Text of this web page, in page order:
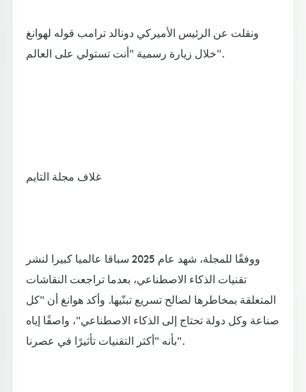
ونقلت عن الرئيس الأميركي دونالد ترامب قوله لهوانغ
خلال زيارة رسمية "أنت تستولي على العالم".
غلاف مجلة التايم
ووفقًا للمجلة، شهد عام 2025 سباقا عالميا كبيرا لنشر
تقنيات الذكاء الاصطناعي، بعدما تراجعت النقاشات
المتعلقة بمخاطرها لصالح تسريع تبنّيها. وأكد هوانغ أن "كل
صناعة وكل دولة تحتاج إلى الذكاء الاصطناعي"، واصفًا إياه
بأنه "أكثر التقنيات تأثيرًا في عصرنا".